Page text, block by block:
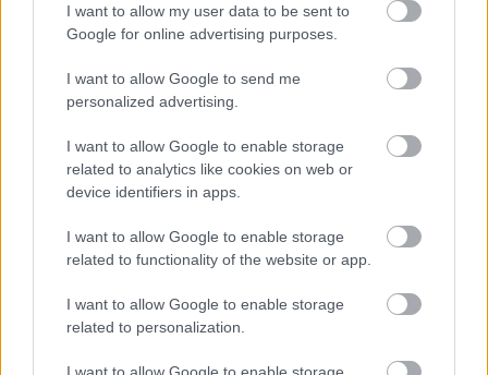
I want to allow my user data to be sent to
Google for online advertising purposes.
I want to allow Google to send me
personalized advertising.
I want to allow Google to enable storage
related to analytics like cookies on web or
device identifiers in apps.
I want to allow Google to enable storage
related to functionality of the website or app.
I want to allow Google to enable storage
related to personalization.
I want to allow Google to enable storage
beszélni, így víve hírét az új divatnak oda is,